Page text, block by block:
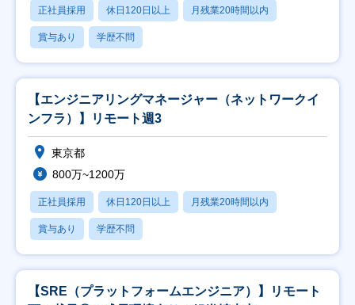
正社員採用 休日120日以上 月残業20時間以内
賞与あり 学歴不問
【エンジニアリングマネージャー（ネットワークイ
ンフラ）】リモート週3
東京都
800万~1200万
正社員採用 休日120日以上 月残業20時間以内
賞与あり 学歴不問
【SRE（プラットフォームエンジニア）】リモート